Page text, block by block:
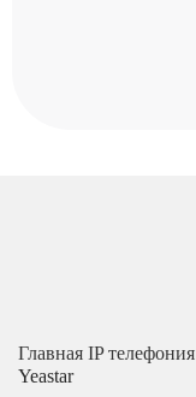
Главная IP телефония
Yeastar